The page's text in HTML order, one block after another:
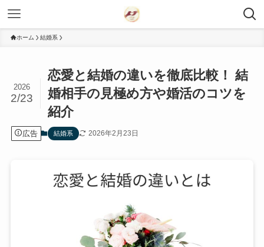
ホーム 結婚系
恋愛と結婚の違いを徹底比較！ 結
婚相手の見極め方や婚活のコツを
紹介
2026
2/23
広告 結婚系 2026年2月23日